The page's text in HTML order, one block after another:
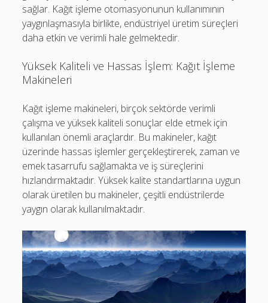
sağlar. Kağıt işleme otomasyonunun kullanımının
yaygınlaşmasıyla birlikte, endüstriyel üretim süreçleri
daha etkin ve verimli hale gelmektedir.
Yüksek Kaliteli ve Hassas İşlem: Kağıt İşleme
Makineleri
Kağıt işleme makineleri, birçok sektörde verimli
çalışma ve yüksek kaliteli sonuçlar elde etmek için
kullanılan önemli araçlardır. Bu makineler, kağıt
üzerinde hassas işlemler gerçekleştirerek, zaman ve
emek tasarrufu sağlamakta ve iş süreçlerini
hızlandırmaktadır. Yüksek kalite standartlarına uygun
olarak üretilen bu makineler, çeşitli endüstrilerde
yaygın olarak kullanılmaktadır.